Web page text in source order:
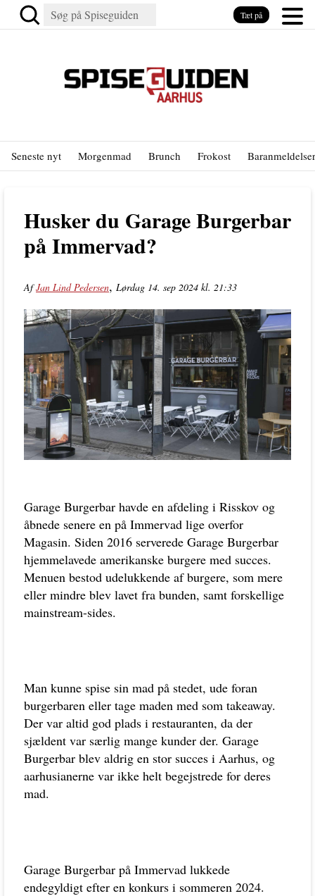
Seneste nyt Morgenmad Brunch Frokost Baranmeldelser
Husker du Garage Burgerbar
på Immervad?
AfJan Lind Pedersen, Lørdag 14. sep 2024 kl. 21:33
Garage Burgerbar havde en afdeling i Risskov og
åbnede senere en på Immervad lige overfor
Magasin. Siden 2016 serverede Garage Burgerbar
hjemmelavede amerikanske burgere med succes.
Menuen bestod udelukkende af burgere, som mere
eller mindre blev lavet fra bunden, samt forskellige
mainstream-sides.
Man kunne spise sin mad på stedet, ude foran
burgerbaren eller tage maden med som takeaway.
Der var altid god plads i restauranten, da der
sjældent var særlig mange kunder der. Garage
Burgerbar blev aldrig en stor succes i Aarhus, og
aarhusianerne var ikke helt begejstrede for deres
mad.
Garage Burgerbar på Immervad lukkede
endegyldigt efter en konkurs i sommeren 2024.
Tæt på